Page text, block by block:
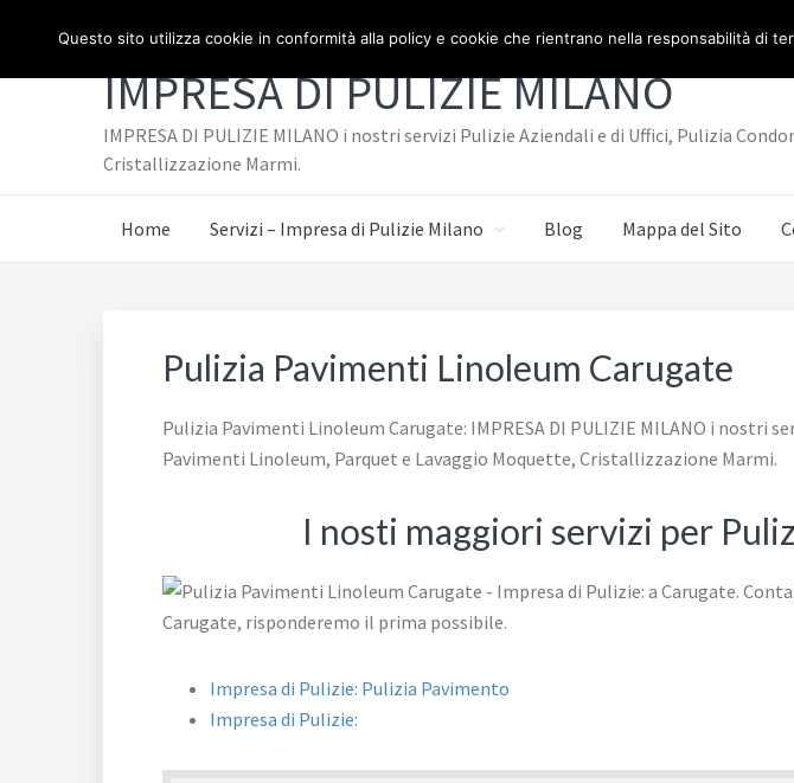
contenuto
piè
IMPRESA DI PULIZIE MILANO
IMPRESA DI PULIZIE MILANO i nostri servizi Pulizie Aziendali e di Uffici, Pulizia
Cristallizzazione Marmi.
Home Servizi – Impresa di Pulizie Milano Blog Mappa del Sito
Pulizia Pavimenti Linoleum Carugate
Pulizia Pavimenti Linoleum Carugate: IMPRESA DI PULIZIE MILANO i nostri
Pavimenti Linoleum, Parquet e Lavaggio Moquette, Cristallizzazione Marmi.
I nosti maggiori servizi per
Impresa di Pulizie: Pulizia Pavimento
Impresa di Pulizie:
Questo sito utilizza cookie in conformità alla policy e cookie che rientrano nella responsabilità di